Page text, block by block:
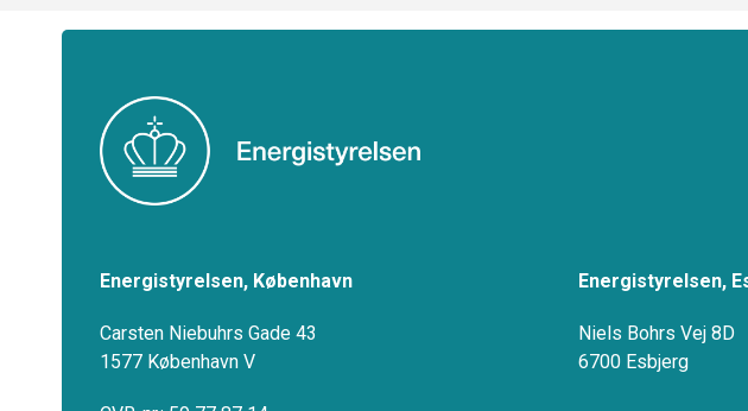
Energistyrelsen, København
Carsten Niebuhrs Gade 43
1577 København V
Energistyrelsen,
Niels Bohrs Vej 8D
6700 Esbjerg